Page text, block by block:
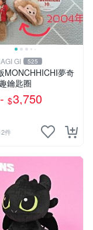
GI 525
MONCHHICHI夢奇
鑰匙圈
$3,750
件